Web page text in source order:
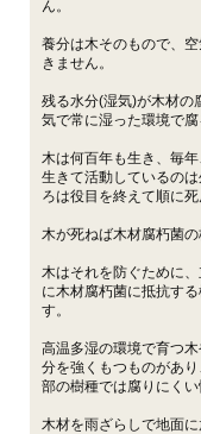
ん。
養分は木そのもので、
きません。
残る水分(湿気)が木材の
気で常に湿った環境で腐
木は何百年も生き、毎
生きて活動しているの
ろは役目を終えて順に死
木が死ねば木材腐朽菌の
木はそれを防ぐために
に木材腐朽菌に抵抗す
す。
高温多湿の環境で育つ
分を強くもつものがあ
部の樹種では腐りにく
木材を雨ざらしで地面